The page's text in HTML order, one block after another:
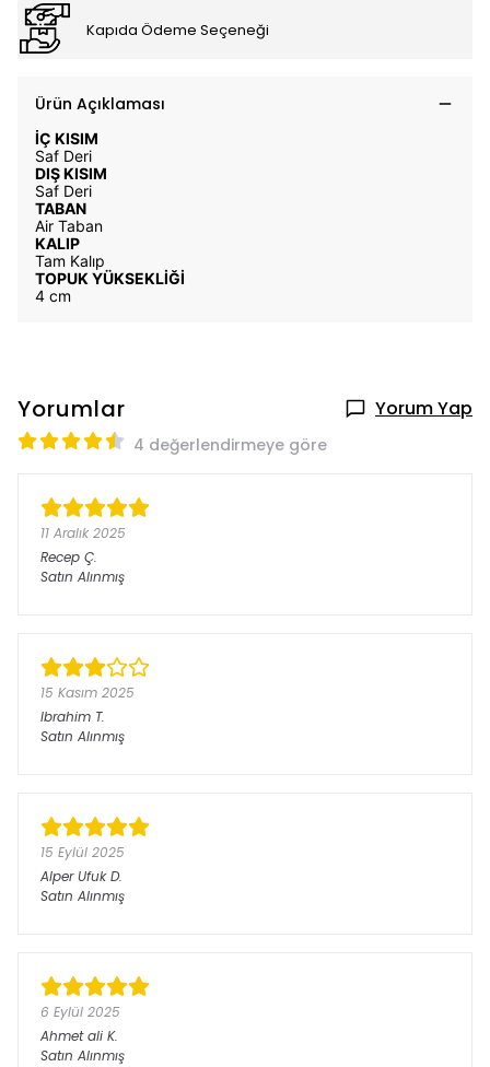
Kapıda Ödeme Seçeneği
Ürün Açıklaması
İÇ KISIM
Saf Deri
DIŞ KISIM
Saf Deri
TABAN
Air Taban
KALIP
Tam Kalıp
TOPUK YÜKSEKLİĞİ
4 cm
Yorumlar Yorum Yap
4 değerlendirmeye göre
11 Aralık 2025
Recep Ç.
Satın Alınmış
15 Kasım 2025
Ibrahim T.
Satın Alınmış
15 Eylül 2025
Alper Ufuk D.
Satın Alınmış
6 Eylül 2025
Ahmet ali K.
Satın Alınmış